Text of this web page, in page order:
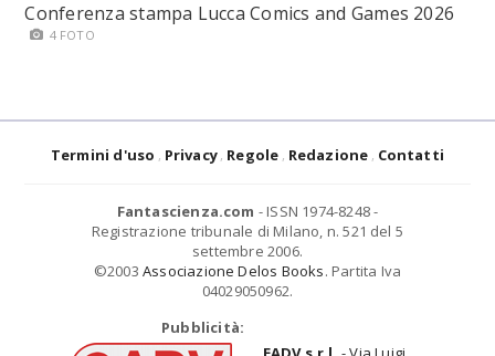
Conferenza stampa Lucca Comics and Games 2026
4 FOTO
Termini d'uso Privacy Regole Redazione Contatti
Fantascienza.com - ISSN 1974-8248 -
Registrazione tribunale di Milano, n. 521 del 5
settembre 2006.
©2003 Associazione Delos Books. Partita Iva
04029050962.
Pubblicità: